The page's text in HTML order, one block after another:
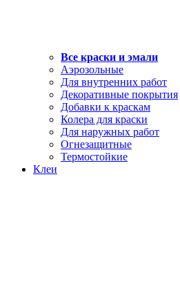
Все краски и эмали
Аэрозольные
Для внутренних работ
Декоративные покрытия
Добавки к краскам
Колера для краски
Для наружных работ
Огнезащитные
Термостойкие
Клеи